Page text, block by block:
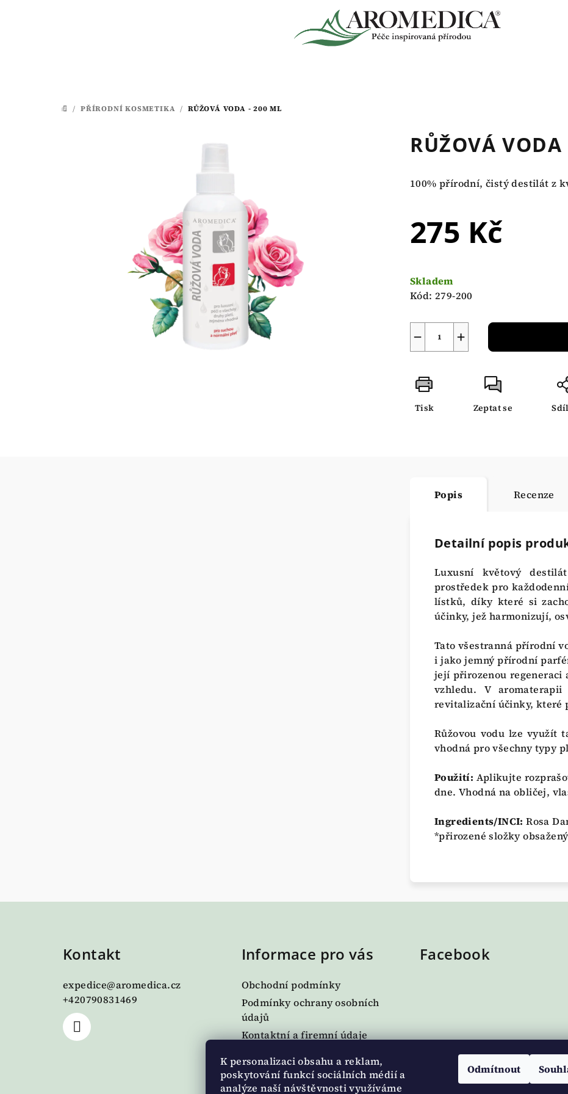
K personalizaci obsahu a reklam,
poskytování funkcí sociálních médií a
analýze naší návštěvnosti využíváme
Odmítnout
DOMŮ
/ PŘÍRODNÍ KOSMETIKA / RŮŽOVÁ VODA - 200 ML
RŮŽOVÁ
100% přírodní, čistý destilát z
275 Kč
cena:
Skladem
Kód: 279-200
+
−
Tisk Zeptat se
Popis Recenze
Detailní popis
Luxusní květový
prostředek pro
lístků, díky které si
účinky, jež harmonizují,
Tato všestranná přírodní
i jako jemný přírodní
její přirozenou regeneraci
vzhledu. V
revitalizační účinky, které
Růžovou vodu lze využít
vhodná pro všechny typy
Použití: Aplikujte
dne. Vhodná na obličej,
Ingredients/INCI: Rosa
*přirozené složky
Kontakt
expedice@aromedica.cz
+420790831469
Informace pro vás
Obchodní podmínky
Podmínky ochrany osobních
údajů
Kontaktní a firemní údaje
O nás
Napište nám
Facebook